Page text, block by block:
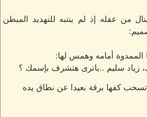
من عقله إذ لم ينتبه للتهديد المبطن
أمامه وهمس لها:
زياد سليم ..ياترى هتشرف بإسمك ؟
كفها برقة بعيدا عن نطاق يده